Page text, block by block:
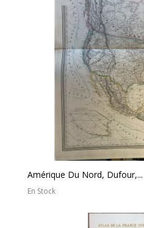
Amérique Du Nord, Dufour,...
En Stock